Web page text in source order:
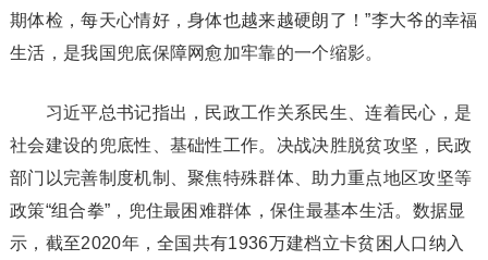
期体检，每天心情好，身体也越来越硬朗了！”李大爷的幸福
生活，是我国兜底保障网愈加牢靠的一个缩影。
习近平总书记指出，民政工作关系民生、连着民心，是
社会建设的兜底性、基础性工作。决战决胜脱贫攻坚，民政
部门以完善制度机制、聚焦特殊群体、助力重点地区攻坚等
政策“组合拳”，兜住最困难群体，保住最基本生活。数据显
示，截至2020年，全国共有1936万建档立卡贫困人口纳入